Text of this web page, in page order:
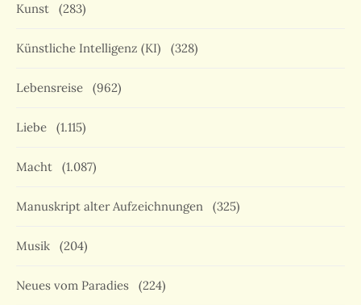
Kunst (283)
Künstliche Intelligenz (KI) (328)
Lebensreise (962)
Liebe (1.115)
Macht (1.087)
Manuskript alter Aufzeichnungen (325)
Musik (204)
Neues vom Paradies (224)